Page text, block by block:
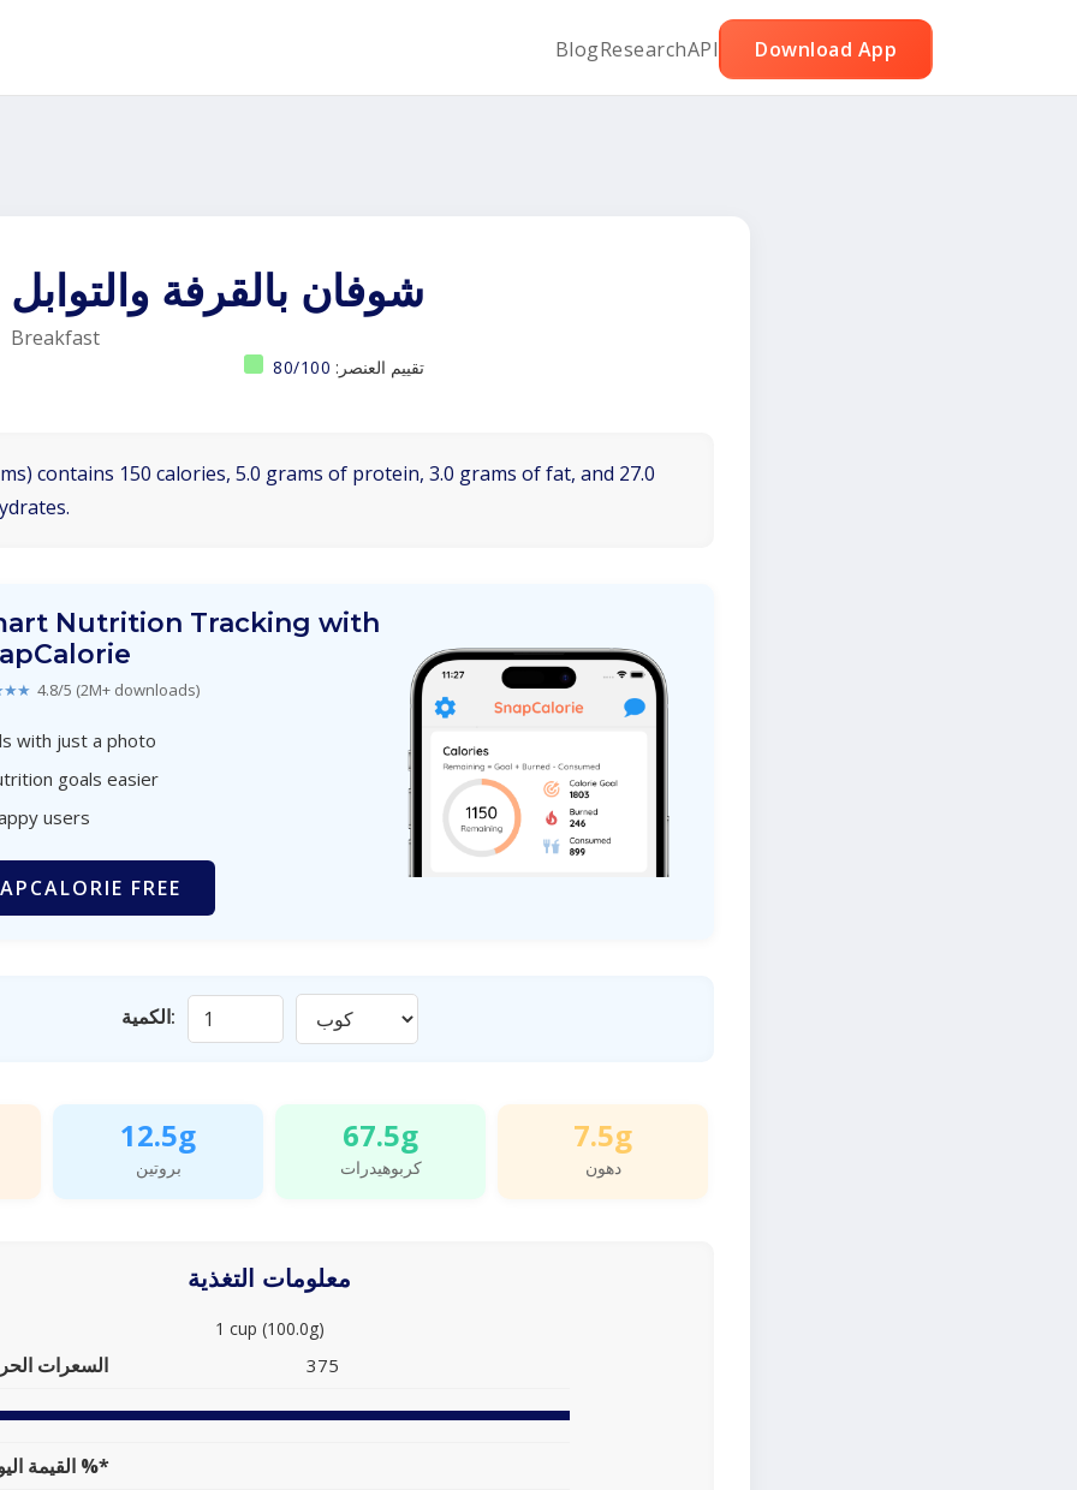
BlogResearchAPI Download App
شوفان بالقرفة والتوابل
Breakfast
تقييم العنصر: 80/100
contains 150 calories, 5.0 grams of protein, 3.0 grams of fat, and 27.0
Nutrition Tracking with
4.8/5 (2M+ downloads)
with just a photo
goals easier
users
FREE
الكمية:
12.5g
بروتين
67.5g
كربوهيدرات
7.5g
دهون
معلومات التغذية
1 cup (100.0g)
السعرات 375
القيمة اليومية %*